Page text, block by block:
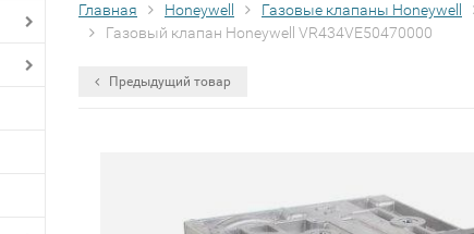
Главная Honeywell Газовые клапаны Honeywell
Газовый клапан Honeywell VR434VE50470000
Предыдущий товар